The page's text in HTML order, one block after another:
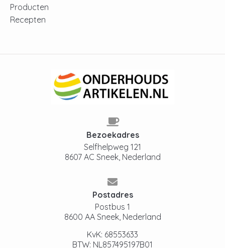
Producten
Recepten
Bezoekadres
Selfhelpweg 121
8607 AC Sneek, Nederland
Postadres
Postbus 1
8600 AA Sneek, Nederland
KvK: 68553633
BTW: NL857495197B01